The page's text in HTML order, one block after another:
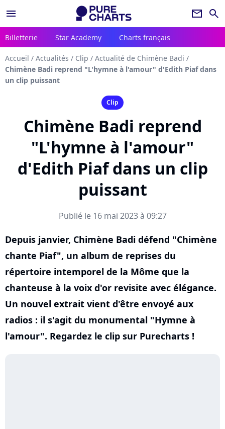
menu newsletter search
Billetterie Star Academy Charts français
Accueil / Actualités / Clip / Actualité de Chimène Badi /
Chimène Badi reprend "L'hymne à l'amour" d'Edith Piaf dans
un clip puissant
Clip
Chimène Badi reprend
"L'hymne à l'amour"
d'Edith Piaf dans un clip
puissant
Publié le 16 mai 2023 à 09:27
Depuis janvier, Chimène Badi défend "Chimène
chante Piaf", un album de reprises du
répertoire intemporel de la Môme que la
chanteuse à la voix d'or revisite avec élégance.
Un nouvel extrait vient d'être envoyé aux
radios : il s'agit du monumental "Hymne à
l'amour". Regardez le clip sur Purecharts !